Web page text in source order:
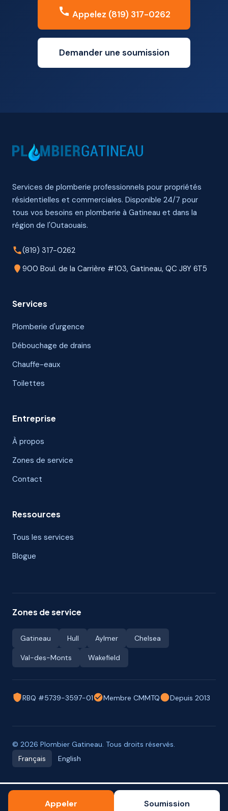
Appeler Soumission
Appelez (819) 317-0262
Demander une soumission
Services de plomberie professionnels pour propriétés
résidentielles et commerciales. Disponible 24/7 pour
tous vos besoins en plomberie à Gatineau et dans la
région de l'Outaouais.
(819) 317-0262
900 Boul. de la Carrière #103, Gatineau, QC J8Y 6T5
Services
Plomberie d'urgence
Débouchage de drains
Chauffe-eaux
Toilettes
Entreprise
À propos
Zones de service
Contact
Ressources
Tous les services
Blogue
Zones de service
Gatineau Hull Aylmer Chelsea
Val-des-Monts Wakefield
RBQ #5739-3597-01 Membre CMMTQ Depuis 2013
© 2026 Plombier Gatineau. Tous droits réservés.
Français
English